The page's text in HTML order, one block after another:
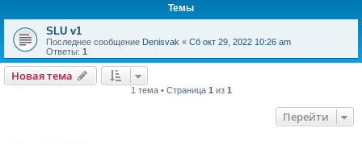
Темы
SLU v1
Последнее сообщение Denisvak « Сб окт 29, 2022 10:26 am
Ответы: 1
Новая тема
1 тема • Страница 1 из 1
Перейти